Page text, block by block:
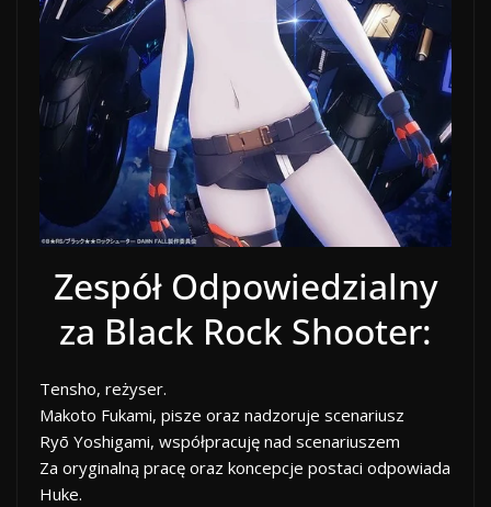
Zespół Odpowiedzialny
za Black Rock Shooter:
Tensho, reżyser.
Makoto Fukami, pisze oraz nadzoruje scenariusz
Ryō Yoshigami, współpracuję nad scenariuszem
Za oryginalną pracę oraz koncepcje postaci odpowiada
Huke.